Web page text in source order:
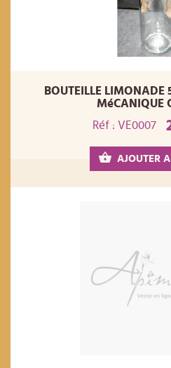
BOUTEILLE LIMONADE
MéCANIQUE
Réf : VE0007
AJOUTER